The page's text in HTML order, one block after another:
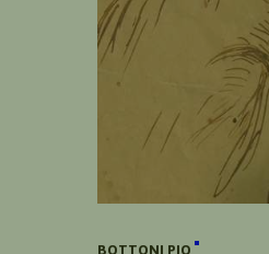
BOTTONI PIO